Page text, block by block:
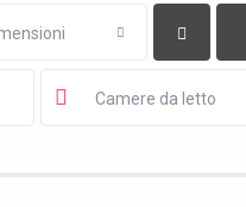
Camere da letto